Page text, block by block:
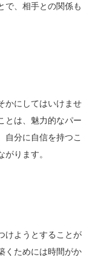
で、相手との関係も
かにしてはいけませ
とは、魅力的なパー
自分に自信を持つこ
ります。
けようとすることが
くためには時間がか